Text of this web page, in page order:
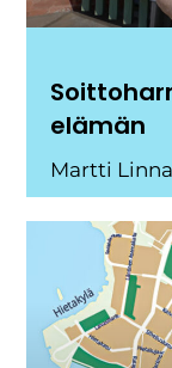
elämän
Martti Linna